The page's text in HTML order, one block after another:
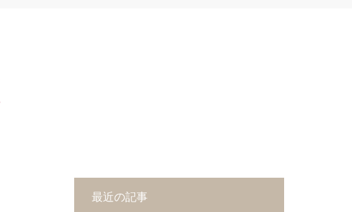
最近の記事